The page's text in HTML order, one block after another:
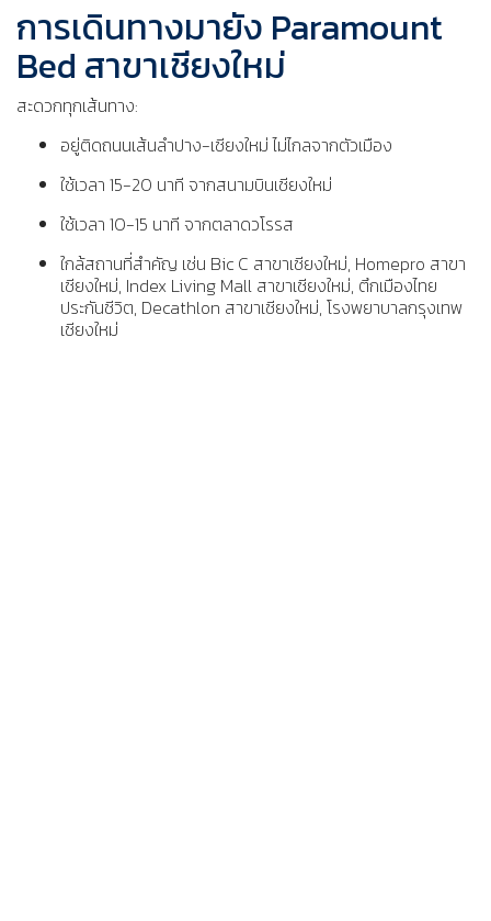
การเดินทางมายัง Paramount
Bed สาขาเชียงใหม่
สะดวกทุกเส้นทาง:
อยู่ติดถนนเส้นลำปาง-เชียงใหม่ ไม่ไกลจากตัวเมือง
ใช้เวลา 15-20 นาที จากสนามบินเชียงใหม่
ใช้เวลา 10-15 นาที จากตลาดวโรรส
ใกล้สถานที่สำคัญ เช่น Bic C สาขาเชียงใหม่, Homepro สาขา
เชียงใหม่, Index Living Mall สาขาเชียงใหม่, ตึกเมืองไทย
ประกันชีวิต, Decathlon สาขาเชียงใหม่, โรงพยาบาลกรุงเทพ
เชียงใหม่